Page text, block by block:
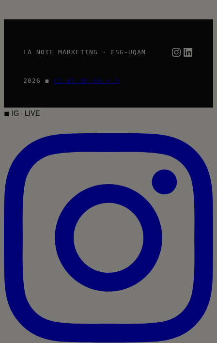
LA NOTE MARKETING · ESG-UQAM
2026 ◼ CC BY-NC-SA 4.0
◼ IG · LIVE